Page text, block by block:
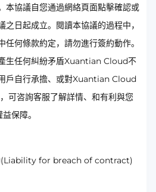
本協議自您通過網絡頁面點擊確認或
之日起成立。閱讀本協議的過程中，
何條款約定，請勿進行簽約動作。
生任何糾紛矛盾Xuantian Cloud不
戶自行承擔、或對Xuantian Cloud
可咨詢客服了解詳情、和有利與您
保障。
(Liability for breach of contract)